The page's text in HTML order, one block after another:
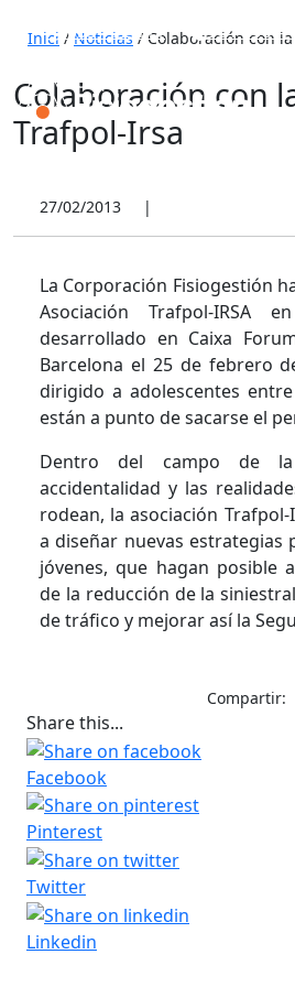
653 772 111 931 890
Inici / Noticias / Colaboración con
Colaboración con
Trafpol-Irsa
27/02/2013 |
La Corporación Fisiogestión
Asociación Trafpol-IRSA
desarrollado en Caixa
Barcelona el 25 de febrero
dirigido a adolescentes
están a punto de sacarse el
Dentro del campo de
accidentalidad y las
rodean, la asociación Trafpol-
a diseñar nuevas estrategias
jóvenes, que hagan posible
de la reducción de la
de tráfico y mejorar así la
Compartir:
Share this...
Facebook
Pinterest
Twitter
Linkedin